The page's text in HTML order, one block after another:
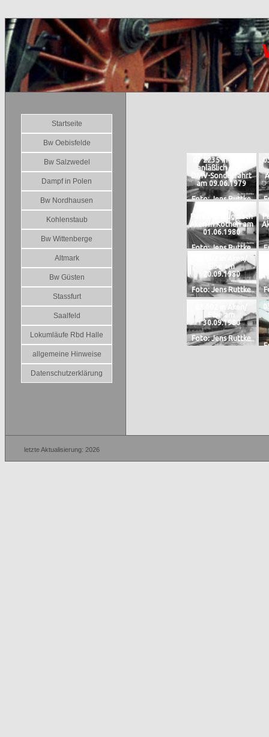
Startseite
Bw Oebisfelde
Bw Salzwedel
Dampf in Polen
Bw Nordhausen
Kohlenstaub
Bw Wittenberge
Altmark
Bw Güsten
Stassfurt
Saalfeld
Lokumläufe Rbd Halle
allgemeine Hinweise
Datenschutzerklärung
03 2235 in Belzig
anläßlich einer
DMV-Sonderfahrt
am 09.06.1979
Foto: Jens Ruttke
03 2117 vor
Personenzug nach
Aken in Köthen am
01.06.1980
Foto: Jens Ruttke
03 002 in Aken/
Elbe am
20.09.1980
Foto: Jens Ruttke
03 002 in Aken/
Elbe am
30.09.1980
Foto: Jens Ruttke
letzte Aktualisierung: 2026